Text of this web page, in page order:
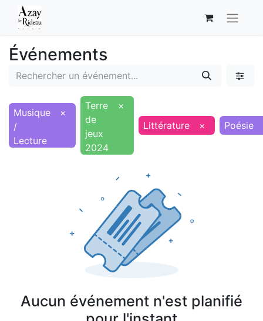
Événements
Musique
/
Lecture
×
Terre
de
jeux
2024
×
Littérature
× Poésie
Aucun événement n'est planifié